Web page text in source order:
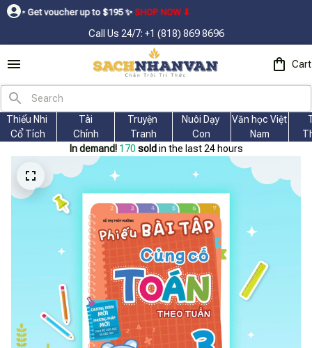
up to $195ㅤ ✨ㅤSHOP NOW ⬇
Call Us 24/7: +1 (818) 869 8696
Cart
Thiếu Nhi
Cổ Tích
Tài
Chính
Truyện
Tranh
Nuôi Dạy
Con
Văn học Việt
Nam
In demand! 173 sold in the last 24 hours